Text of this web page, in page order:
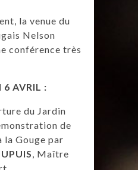
la venue du
Nelson
conférence très
6 AVRIL :
du Jardin
de
la Gouge par
, Maître